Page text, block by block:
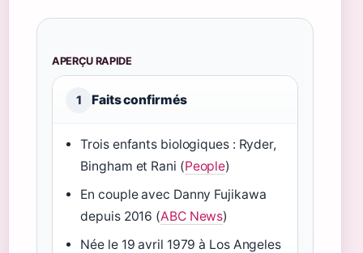
APERÇU RAPIDE
1 Faits confirmés
Trois enfants biologiques : Ryder,
Bingham et Rani (People)
En couple avec Danny Fujikawa
depuis 2016 (ABC News)
Née le 19 avril 1979 à Los Angeles